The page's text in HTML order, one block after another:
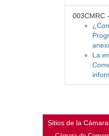
003CMRC
La
Sitios de la Cámara